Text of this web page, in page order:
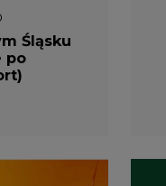
Śląsku
po